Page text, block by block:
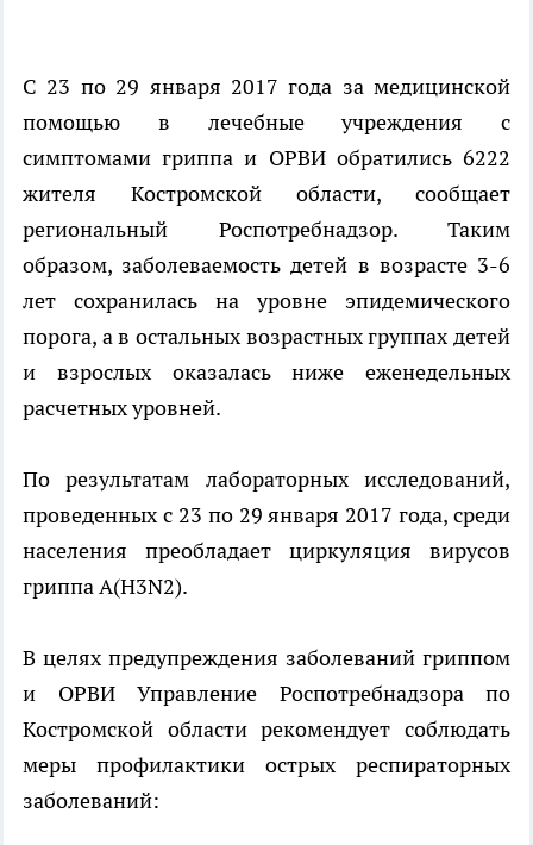
С 23 по 29 января 2017 года за медицинской
помощью в лечебные учреждения с
симптомами гриппа и ОРВИ обратились 6222
жителя Костромской области, сообщает
региональный Роспотребнадзор. Таким
образом, заболеваемость детей в возрасте 3-6
лет сохранилась на уровне эпидемического
порога, а в остальных возрастных группах детей
и взрослых оказалась ниже еженедельных
расчетных уровней.
По результатам лабораторных исследований,
проведенных с 23 по 29 января 2017 года, среди
населения преобладает циркуляция вирусов
гриппа A(H3N2).
В целях предупреждения заболеваний гриппом
и ОРВИ Управление Роспотребнадзора по
Костромской области рекомендует соблюдать
меры профилактики острых респираторных
заболеваний: